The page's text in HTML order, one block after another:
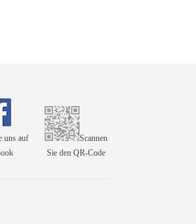
uns auf
Scannen
Sie den QR-Code